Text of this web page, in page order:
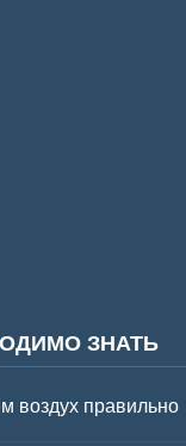
ЗНАТЬ
воздух правильно